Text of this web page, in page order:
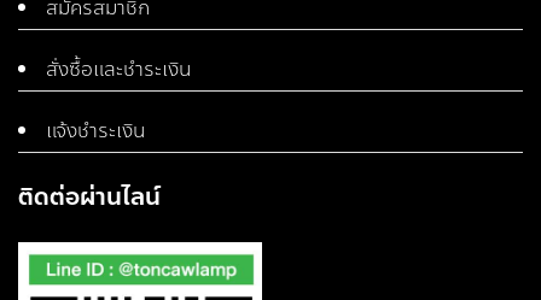
สมัครสมาชิก
สั่งซื้อและชำระเงิน
แจ้งชำระเงิน
ติดต่อผ่านไลน์